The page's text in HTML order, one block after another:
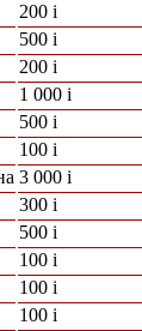
200 i
500 i
200 i
1 000 i
500 i
100 i
3 000 i
300 i
500 i
100 i
100 i
100 i